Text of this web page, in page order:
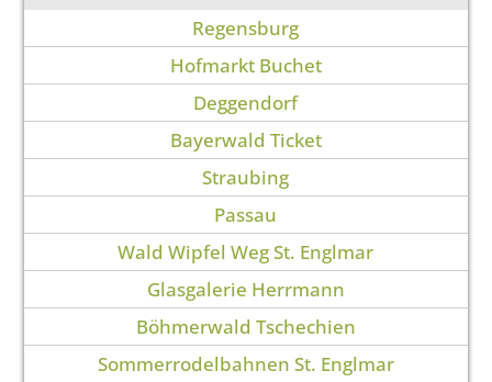
Regensburg
Hofmarkt Buchet
Deggendorf
Bayerwald Ticket
Straubing
Passau
Wald Wipfel Weg St. Englmar
Glasgalerie Herrmann
Böhmerwald Tschechien
Sommerrodelbahnen St. Englmar